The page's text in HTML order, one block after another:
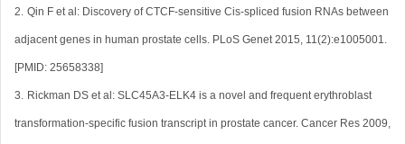
2. Qin F et al : Discovery of CTCF-sensitive Cis-spliced fusion RNAs between
adjacent genes in human prostate cells. PLoS Genet 2015, 11(2):e1005001.
[PMID: 25658338]
3. Rickman DS et al : SLC45A3-ELK4 is a novel and frequent erythroblast
transformation-specific fusion transcript in prostate cancer. Cancer Res 2009,